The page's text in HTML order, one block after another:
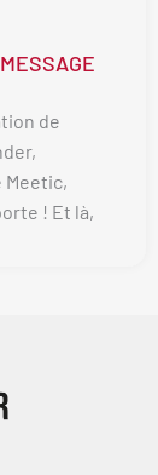
de
Meetic,
! Et là,